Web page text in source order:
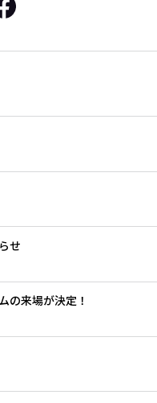
せ
の来場が決定！